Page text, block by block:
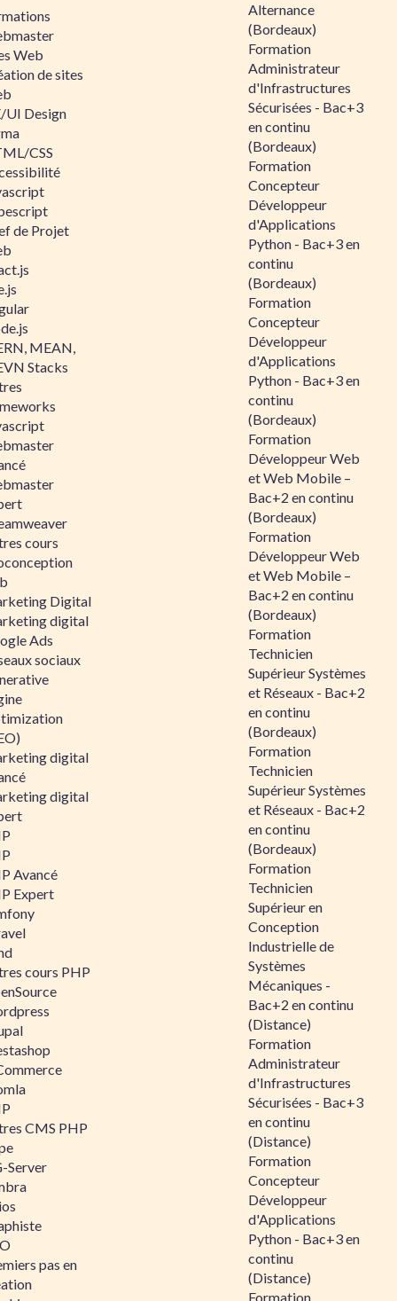
Web
de sites
UI Design
CSS
de Projet
MEAN,
Stacks
cours
Digital
digital
Ads
sociaux
digital
digital
Avancé
Expert
cours PHP
CMS PHP
Server
pas en
Alternance
(Bordeaux)
Formation
Administrateur
d'Infrastructures
Sécurisées - Bac+3
en continu
(Bordeaux)
Formation
Concepteur
Développeur
d'Applications
Python - Bac+3 en
continu
(Bordeaux)
Formation
Concepteur
Développeur
d'Applications
Python - Bac+3 en
continu
(Bordeaux)
Formation
Développeur Web
et Web Mobile –
Bac+2 en continu
(Bordeaux)
Formation
Développeur Web
et Web Mobile –
Bac+2 en continu
(Bordeaux)
Formation
Technicien
Supérieur Systèmes
et Réseaux - Bac+2
en continu
(Bordeaux)
Formation
Technicien
Supérieur Systèmes
et Réseaux - Bac+2
en continu
(Bordeaux)
Formation
Technicien
Supérieur en
Conception
Industrielle de
Systèmes
Mécaniques -
Bac+2 en continu
(Distance)
Formation
Administrateur
d'Infrastructures
Sécurisées - Bac+3
en continu
(Distance)
Formation
Concepteur
Développeur
d'Applications
Python - Bac+3 en
continu
(Distance)
Formation